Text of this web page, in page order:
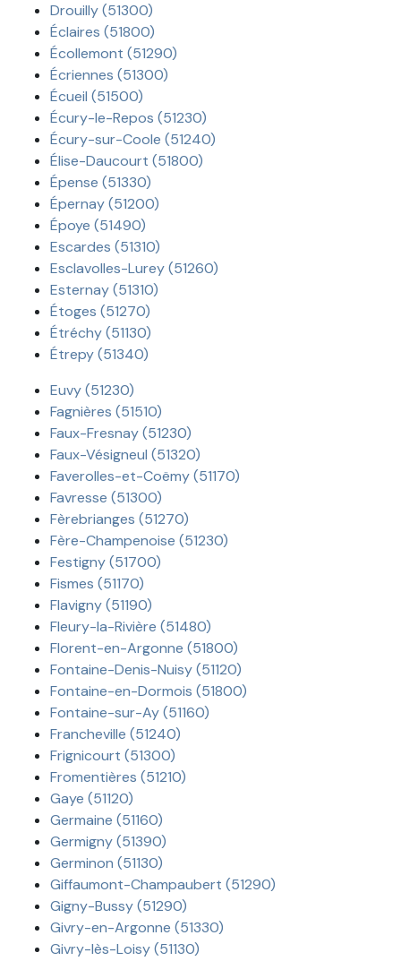
Drouilly (51300)
Éclaires (51800)
Écollemont (51290)
Écriennes (51300)
Écueil (51500)
Écury-le-Repos (51230)
Écury-sur-Coole (51240)
Élise-Daucourt (51800)
Épense (51330)
Épernay (51200)
Époye (51490)
Escardes (51310)
Esclavolles-Lurey (51260)
Esternay (51310)
Étoges (51270)
Étréchy (51130)
Étrepy (51340)
Euvy (51230)
Fagnières (51510)
Faux-Fresnay (51230)
Faux-Vésigneul (51320)
Faverolles-et-Coëmy (51170)
Favresse (51300)
Fèrebrianges (51270)
Fère-Champenoise (51230)
Festigny (51700)
Fismes (51170)
Flavigny (51190)
Fleury-la-Rivière (51480)
Florent-en-Argonne (51800)
Fontaine-Denis-Nuisy (51120)
Fontaine-en-Dormois (51800)
Fontaine-sur-Ay (51160)
Francheville (51240)
Frignicourt (51300)
Fromentières (51210)
Gaye (51120)
Germaine (51160)
Germigny (51390)
Germinon (51130)
Giffaumont-Champaubert (51290)
Gigny-Bussy (51290)
Givry-en-Argonne (51330)
Givry-lès-Loisy (51130)